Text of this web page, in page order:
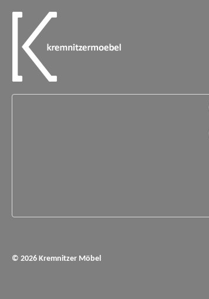
© 2026 Kremnitzer Möbel